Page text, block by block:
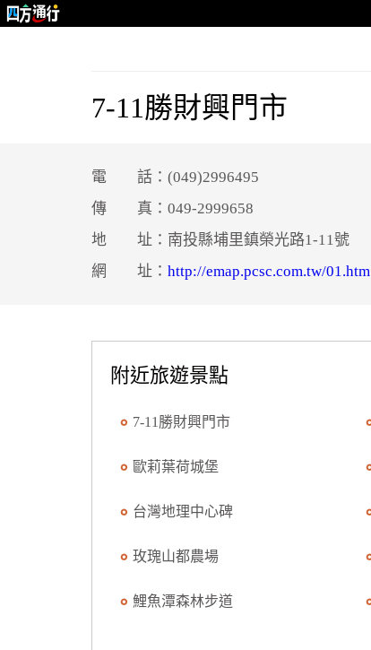
7-11勝財興門市
電 話：(049)2996495
傳 真：049-2999658
地 址：南投縣埔里鎮榮光路1-11號
網 址： http://emap.pcsc.com.tw/01.htm
附近旅遊景點
7-11勝財興門市
歐莉葉荷城堡
台灣地理中心碑
玫瑰山都農場
鯉魚潭森林步道